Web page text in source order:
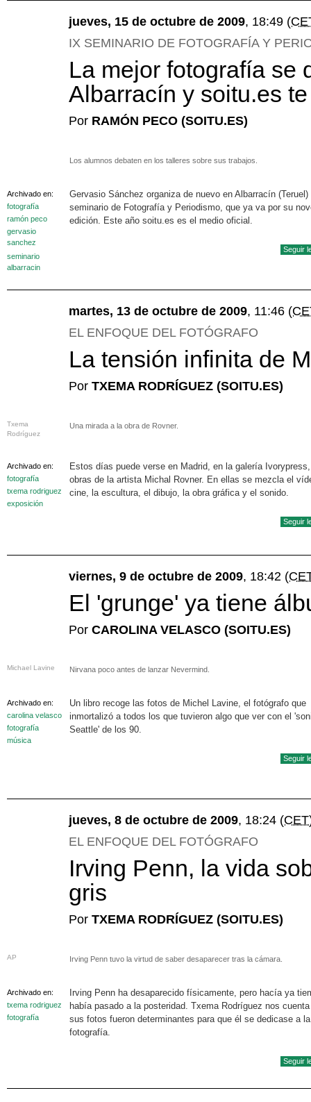
jueves, 15 de octubre de 2009, 18:49
IX SEMINARIO DE FOTOGRAFÍA Y
La mejor fotografía se
Albarracín y soitu.es
Por RAMÓN PECO (SOITU.ES)
Los alumnos debaten en los talleres sobre sus trabajos.
Archivado en:
fotografía
ramón peco
gervasio
sanchez
seminario
albarracin
Gervasio Sánchez organiza de nuevo en Albarracín (Teruel)
seminario de Fotografía y Periodismo, que ya va por su
edición. Este año soitu.es es el medio oficial.
Seguir
martes, 13 de octubre de 2009, 11:46
EL ENFOQUE DEL FOTÓGRAFO
La tensión infinita de
Por TXEMA RODRÍGUEZ (SOITU.ES)
Txema
Rodríguez
Una mirada a la obra de Rovner.
Archivado en:
fotografía
txema rodriguez
exposición
Estos días puede verse en Madrid, en la galería
obras de la artista Michal Rovner. En ellas se mezcla el
cine, la escultura, el dibujo, la obra gráfica y el sonido.
Seguir
viernes, 9 de octubre de 2009, 18:42
El 'grunge' ya tiene
Por CAROLINA VELASCO (SOITU.ES)
Michael Lavine Nirvana poco antes de lanzar Nevermind.
Archivado en:
carolina velasco
fotografía
música
Un libro recoge las fotos de Michel Lavine, el fotógrafo que
inmortalizó a todos los que tuvieron algo que ver con el
Seattle' de los 90.
Seguir
jueves, 8 de octubre de 2009, 18:24
EL ENFOQUE DEL FOTÓGRAFO
Irving Penn, la vida
gris
Por TXEMA RODRÍGUEZ (SOITU.ES)
AP Irving Penn tuvo la virtud de saber desaparecer tras la cámara.
Archivado en:
txema rodriguez
fotografía
Irving Penn ha desaparecido físicamente, pero hacía ya
había pasado a la posteridad. Txema Rodríguez nos
sus fotos fueron determinantes para que él se dedicase a la
fotografía.
Seguir